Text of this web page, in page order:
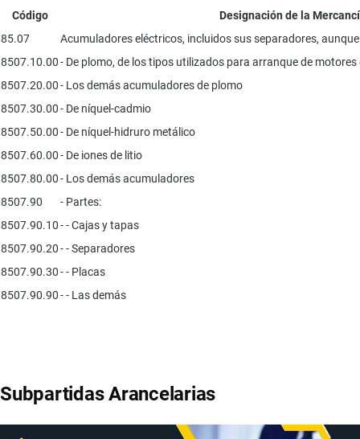
Código
Designación de la
85.07
Acumuladores eléctricos, incluidos sus separadores,
8507.10.00- De plomo, de los tipos utilizados para arranque de
8507.20.00- Los demás acumuladores de plomo
8507.30.00- De níquel-cadmio
8507.50.00- De níquel-hidruro metálico
8507.60.00- De iones de litio
8507.80.00- Los demás acumuladores
8507.90
- Partes:
8507.90.10- - Cajas y tapas
8507.90.20- - Separadores
8507.90.30- - Placas
8507.90.90- - Las demás
Subpartidas Arancelarias